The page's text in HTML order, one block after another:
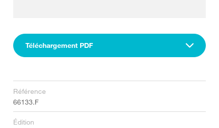
Téléchargement PDF
Référence
66133.F
Édition